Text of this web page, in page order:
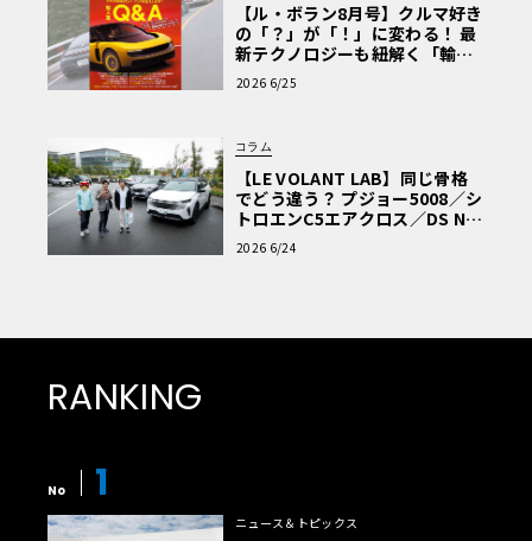
【ル・ボラン8月号】クルマ好き
の「？」が「！」に変わる！ 最
新テクノロジーも紐解く「輸入
車Q&A」
2026 6/25
コラム
【LE VOLANT LAB】同じ骨格
でどう違う？ プジョー5008／シ
トロエンC5エアクロス／DS Nº4
読者一気乗りレポート
2026 6/24
RANKING
No 1
ニュース＆トピックス